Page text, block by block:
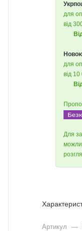
для
від
для
від 10
Для
Артикул —